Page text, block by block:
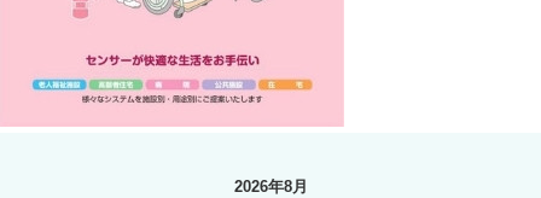
2026年8月